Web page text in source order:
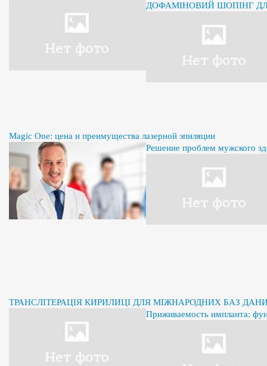
ДОФАМІНОВИЙ ШОПІНГ
Magic One: цена и преимущества лазерной эпиляции
Решение проблем мужского
ТРАНСЛІТЕРАЦІЯ КИРИЛИЦІ ДЛЯ МІЖНАРОДНИХ БАЗ
Приживаемость импланта: